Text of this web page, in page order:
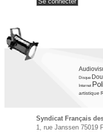
Disque
Internet
artistique
Syndicat Français
1, rue Janssen 75019